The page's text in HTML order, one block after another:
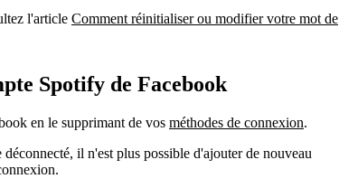
l'article Comment réinitialiser ou modifier votre mot de
Spotify de Facebook
en le supprimant de vos méthodes de connexion.
il n'est plus possible d'ajouter de nouveau